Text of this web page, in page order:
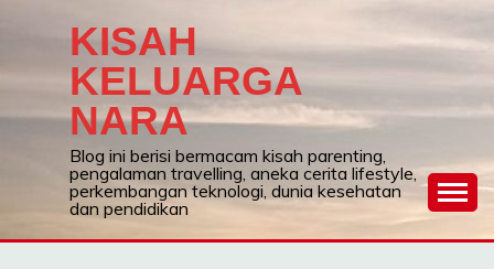
KISAH
KELUARGA
NARA
Blog ini berisi bermacam kisah parenting,
pengalaman travelling, aneka cerita lifestyle,
perkembangan teknologi, dunia kesehatan
dan pendidikan